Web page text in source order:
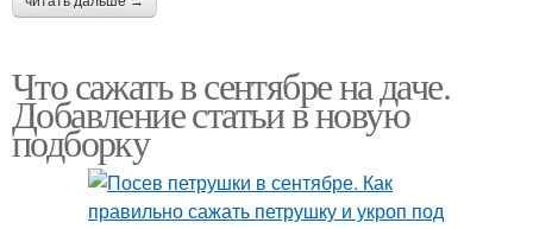
Что сажать в сентябре на даче.
Добавление статьи в новую
подборку